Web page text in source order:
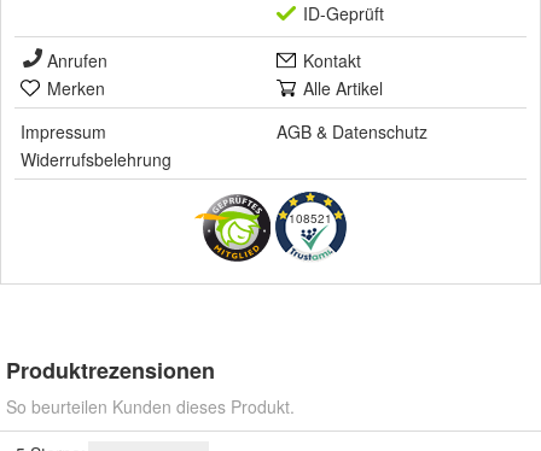
ID-Geprüft
Anrufen
Kontakt
Merken
Alle Artikel
Impressum
AGB & Datenschutz
Widerrufsbelehrung
108521
Produktrezensionen
So beurteilen Kunden dieses Produkt.